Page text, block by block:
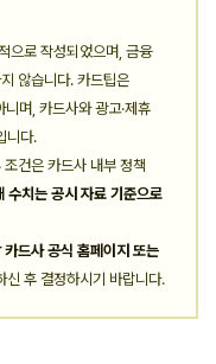
으로 작성되었으며, 금융
않습니다. 카드팁은
니며, 카드사와 광고·제휴
니다.
조건은 카드사 내부 정책
수치는 공시 자료 기준으로
카드사 공식 홈페이지 또는
신 후 결정하시기 바랍니다.